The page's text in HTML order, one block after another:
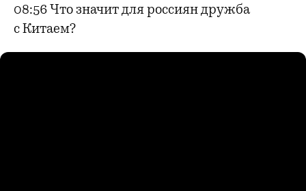
08:56 Что значит для россиян дружба
с Китаем?